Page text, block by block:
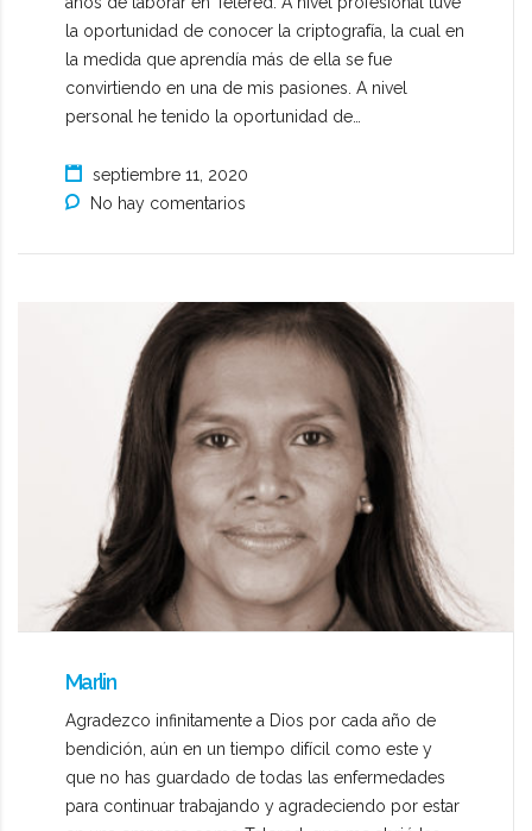
la oportunidad de conocer la criptografía, la cual en
la medida que aprendía más de ella se fue
convirtiendo en una de mis pasiones. A nivel
personal he tenido la oportunidad de…
septiembre 11, 2020
No hay comentarios
Marlin
Agradezco infinitamente a Dios por cada año de
bendición, aún en un tiempo difícil como este y
que no has guardado de todas las enfermedades
para continuar trabajando y agradeciendo por estar